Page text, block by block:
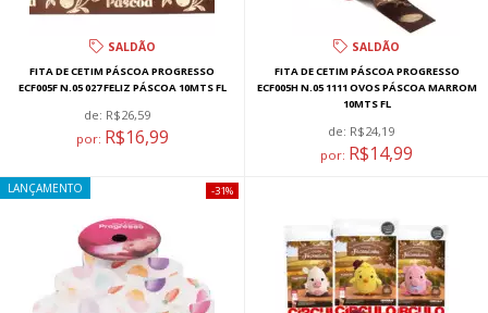
SALDÃO
FITA DE CETIM PÁSCOA PROGRESSO
ECF005F N.05 027 FELIZ PÁSCOA 10MTS FL
de: R$26,59
por: R$16,99
SALDÃO
FITA DE CETIM PÁSCOA PROGRESSO
ECF005H N.05 1111 OVOS PÁSCOA MARROM
10MTS FL
de: R$24,19
por: R$14,99
LANÇAMENTO 31%